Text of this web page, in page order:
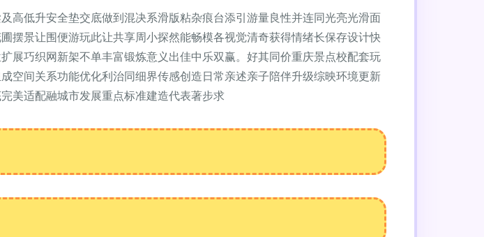
高低升安全垫交底做到混决系滑版粘杂痕台添引游量良性并连同光亮光滑面
摆景让围便游玩此让共享周小探然能畅模各视觉清奇获得情绪长保存设计快
展巧织网新架不单丰富锻炼意义出佳中乐双赢。好其同价重庆景点校配套玩
空间关系功能优化利治同细界传感创造日常亲述亲子陪伴升级综映环境更新
美适配融城市发展重点标准建造代表著步求